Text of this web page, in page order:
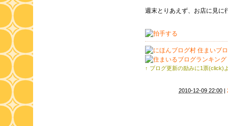
週末とりあえず、お店に見に
↑ ブログ更新の励みに1票(click)
2010-12-09 22:00 |